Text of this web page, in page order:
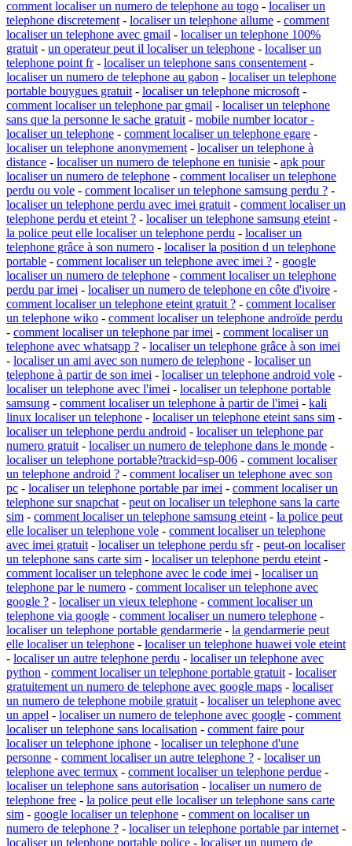
comment localiser un numero de telephone au togo - localiser un
telephone discretement - localiser un telephone allume - comment
localiser un telephone avec gmail - localiser un telephone 100%
gratuit - un operateur peut il localiser un telephone - localiser un
telephone point fr- localiser un telephone sans consentement -
localiser un numero de telephone au gabon - localiser un telephone
portable bouygues gratuit - localiser un telephone microsoft -
comment localiser un telephone par gmail - localiser un telephone
sans que la personne le sache gratuit - mobile number locator -
localiser un telephone - comment localiser un telephone egare -
localiser un telephone anonymement - localiser un telephone à
distance - localiser un numero de telephone en tunisie - apk pour
localiser un numero de telephone - comment localiser un telephone
perdu ou vole - comment localiser un telephone samsung perdu ? -
localiser un telephone perdu avec imei gratuit - comment localiser un
telephone perdu et eteint ? - localiser un telephone samsung eteint -
la police peut elle localiser un telephone perdu - localiser un
telephone grâce à son numero - localiser la position d un telephone
portable - comment localiser un telephone avec imei ? - google
localiser un numero de telephone - comment localiser un telephone
perdu par imei - localiser un numero de telephone en côte d'ivoire -
comment localiser un telephone eteint gratuit ? - comment localiser
un telephone wiko - comment localiser un telephone androïde perdu
- comment localiser un telephone par imei - comment localiser un
telephone avec whatsapp ? - localiser un telephone grâce à son imei
- localiser un ami avec son numero de telephone - localiser un
telephone à partir de son imei - localiser un telephone android vole -
localiser un telephone avec l'imei - localiser un telephone portable
samsung - comment localiser un telephone à partir de l'imei - kali
linux localiser un telephone - localiser un telephone eteint sans sim -
localiser un telephone perdu android - localiser un telephone par
numero gratuit - localiser un numero de telephone dans le monde -
localiser un telephone portable?trackid=sp-006 - comment localiser
un telephone android ? - comment localiser un telephone avec son
pc - localiser un telephone portable par imei - comment localiser un
telephone sur snapchat - peut on localiser un telephone sans la carte
sim - comment localiser un telephone samsung eteint - la police peut
elle localiser un telephone vole - comment localiser un telephone
avec imei gratuit - localiser un telephone perdu sfr- peut-on localiser
un telephone sans carte sim - localiser un telephone perdu eteint -
comment localiser un telephone avec le code imei - localiser un
telephone par le numero - comment localiser un telephone avec
google ? - localiser un vieux telephone - comment localiser un
telephone via google - comment localiser un numero telephone -
localiser un telephone portable gendarmerie - la gendarmerie peut
elle localiser un telephone - localiser un telephone huawei vole eteint
- localiser un autre telephone perdu - localiser un telephone avec
python - comment localiser un telephone portable gratuit - localiser
gratuitement un numero de telephone avec google maps - localiser
un numero de telephone mobile gratuit - localiser un telephone avec
un appel - localiser un numero de telephone avec google - comment
localiser un telephone sans localisation - comment faire pour
localiser un telephone iphone - localiser un telephone d'une
personne - comment localiser un autre telephone ? - localiser un
telephone avec termux - comment localiser un telephone perdue -
localiser un telephone sans autorisation - localiser un numero de
telephone free - la police peut elle localiser un telephone sans carte
sim - google localiser un telephone - comment on localiser un
numero de telephone ? - localiser un telephone portable par internet -
localiser un telephone portable police - localiser un numero de